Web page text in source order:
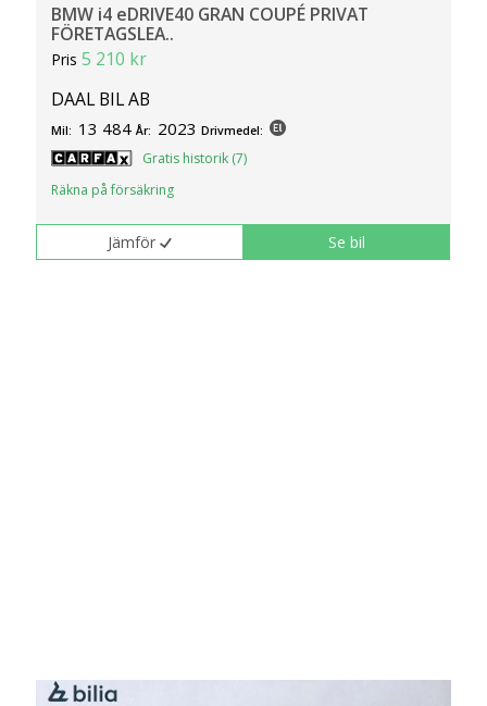
BMW i4 eDRIVE40 GRAN COUPÉ PRIVAT
FÖRETAGSLEA..
Pris5 210 kr
DAAL BIL AB
Mil: 13 484 År: 2023 Drivmedel:
Gratis historik (7)
Räkna på försäkring
Jämför Se bil